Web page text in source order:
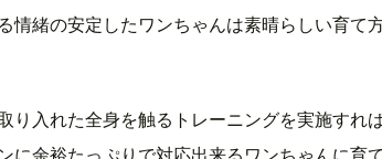
情緒の安定したワンちゃんは素晴らしい育て
り入れた全身を触るトレーニングを実施すれ
に余裕たっぷりで対応出来るワンちゃんに育